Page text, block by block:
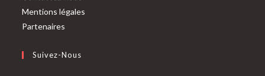
Mentions légales
Partenaires
Suivez-Nous